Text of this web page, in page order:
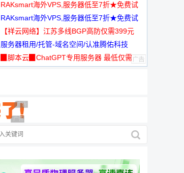
RAKsmart海外VPS,服务器低至7折★免费试
用★
RAKsmart海外VPS,服务器低至7折★免费试
用★
【祥云网络】江苏多线BGP高防仅需399元
服务器租用/托管-域名空间/认准腾佑科技
▉脚本云▉ChatGPT专用服务器 最低仅需
广告 商业广告，理性选择
广告 商业广告，理性选择